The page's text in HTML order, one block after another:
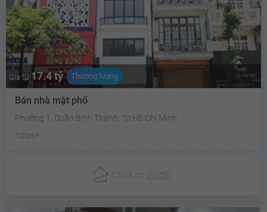
Giá từ 17.4 tỷ Thương lượng
Bán nhà mặt phố
Phường 1, Quận Bình Thạnh, Tp Hồ Chí Minh
100m²
Chưa có ưu đãi